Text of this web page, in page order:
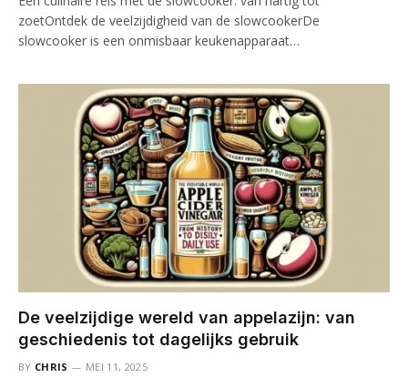
zoetOntdek de veelzijdigheid van de slowcookerDe
slowcooker is een onmisbaar keukenapparaat…
De veelzijdige wereld van appelazijn: van
geschiedenis tot dagelijks gebruik
BY CHRIS MEI 11, 2025